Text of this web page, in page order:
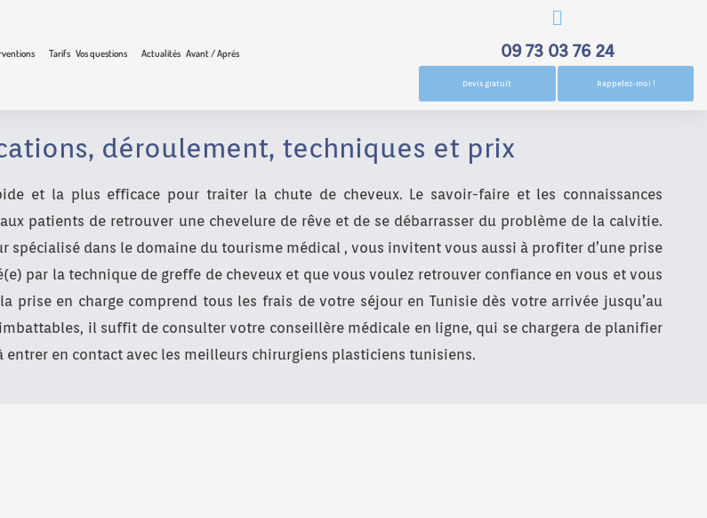
Tarifs Vos questions Actualités Avant / Aprés 09 73 03 76 24
Devis gratuit Rappelez-moi !
déroulement, techniques et prix
et la plus efficace pour traiter la chute de cheveux. Le savoir-faire et les connaissances
patients de retrouver une chevelure de rêve et de se débarrasser du problème de la calvitie.
spécialisé dans le domaine du tourisme médical , vous invitent vous aussi à profiter d’une prise
par la technique de greffe de cheveux et que vous voulez retrouver confiance en vous et vous
en charge comprend tous les frais de votre séjour en Tunisie dès votre arrivée jusqu’au
il suffit de consulter votre conseillère médicale en ligne, qui se chargera de planifier
en contact avec les meilleurs chirurgiens plasticiens tunisiens.